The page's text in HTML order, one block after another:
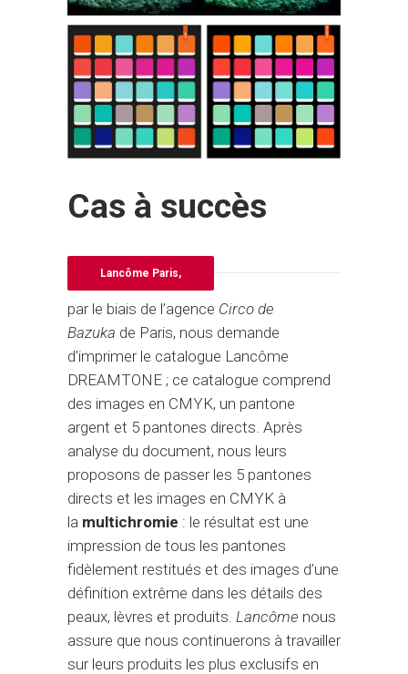
Cas à succès
Lancôme Paris,
par le biais de l’agence Circo de
Bazuka de Paris, nous demande
d’imprimer le catalogue Lancôme
DREAMTONE ; ce catalogue comprend
des images en CMYK, un pantone
argent et 5 pantones directs. Après
analyse du document, nous leurs
proposons de passer les 5 pantones
directs et les images en CMYK à
la multichromie : le résultat est une
impression de tous les pantones
fidèlement restitués et des images d’une
définition extrême dans les détails des
peaux, lèvres et produits. Lancôme nous
assure que nous continuerons à travailler
sur leurs produits les plus exclusifs en